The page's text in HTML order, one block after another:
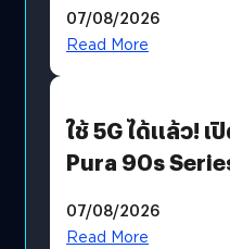
บริโภคและ B2B
07/08/2026
Read More
ใช้ 5G ได้แล้ว!
Pura 90s
07/08/2026
Read More